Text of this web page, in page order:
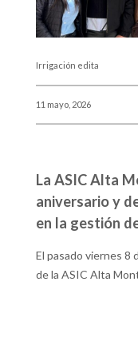
Irrigación edita
11 mayo, 2026
La ASIC Alta
aniversario y
en la gestión
El pasado viernes 8
de la ASIC Alta